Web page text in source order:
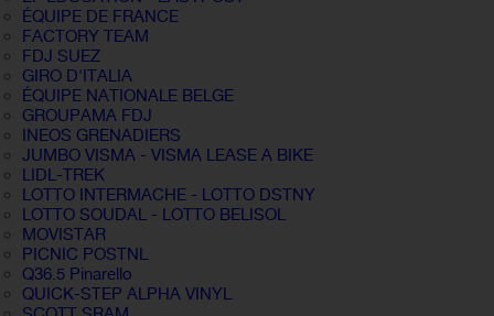
ÉQUIPE DE FRANCE
FACTORY TEAM
FDJ SUEZ
GIRO D'ITALIA
ÉQUIPE NATIONALE BELGE
GROUPAMA FDJ
INEOS GRENADIERS
JUMBO VISMA - VISMA LEASE A BIKE
LIDL-TREK
LOTTO INTERMACHE - LOTTO DSTNY
LOTTO SOUDAL - LOTTO BELISOL
MOVISTAR
PICNIC POSTNL
Q36.5 Pinarello
QUICK-STEP ALPHA VINYL